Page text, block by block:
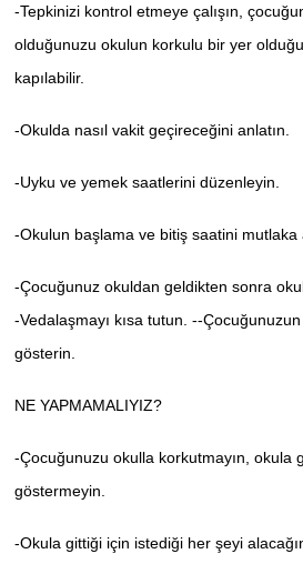
-Tepkinizi kontrol etmeye çalışın,
olduğunuzu okulun korkulu bir yer
kapılabilir.
-Okulda nasıl vakit geçireceğini anlatın.
-Uyku ve yemek saatlerini düzenleyin.
-Okulun başlama ve bitiş saatini mutlaka
-Çocuğunuz okuldan geldikten sonra
-Vedalaşmayı kısa tutun. --
gösterin.
NE YAPMAMALIYIZ?
-Çocuğunuzu okulla korkutmayın, okula
göstermeyin.
-Okula gittiği için istediği her şeyi